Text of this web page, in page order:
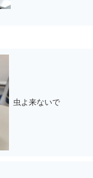
虫よ来ないで